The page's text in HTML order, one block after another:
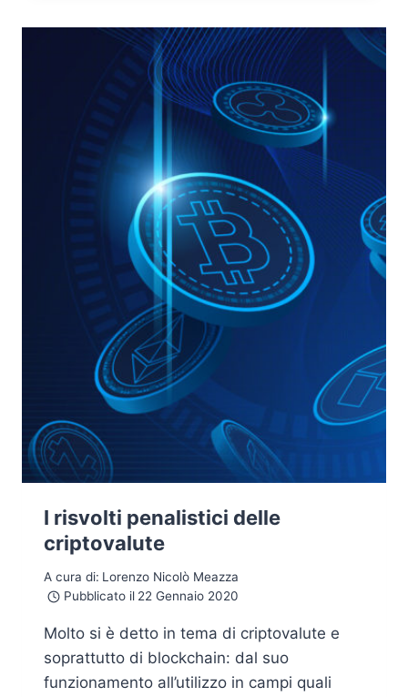
E
LA
BLOCKCHAIN
PER
CYBERSECURITY
I risvolti penalistici delle
criptovalute
A cura di: Lorenzo Nicolò Meazza
Pubblicato il 22 Gennaio 2020
Molto si è detto in tema di criptovalute e
soprattutto di blockchain: dal suo
funzionamento all’utilizzo in campi quali